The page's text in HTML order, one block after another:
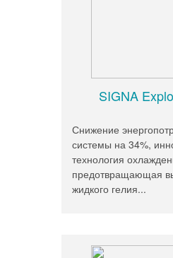
SIGNA
Снижение
системы на 34%,
технология
предотвращающая
жидкого гелия...